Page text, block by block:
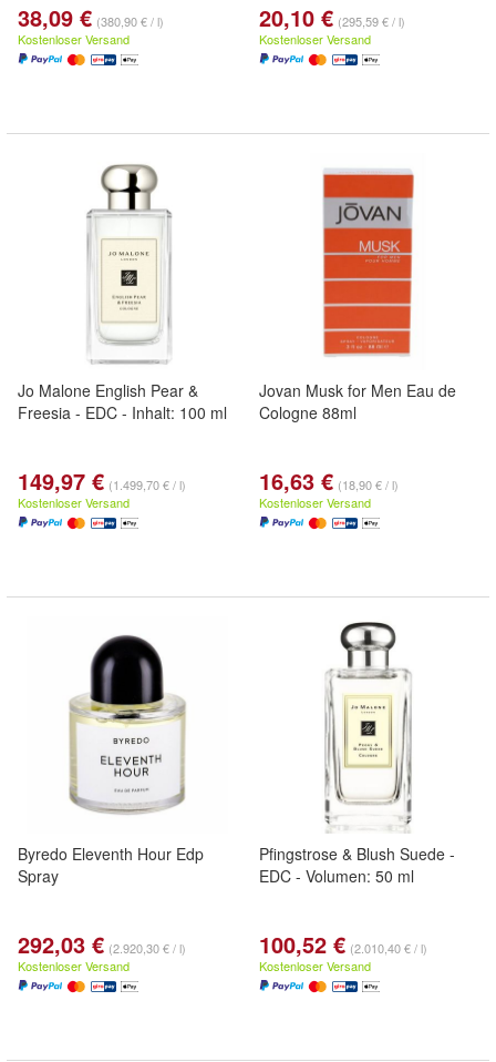
38,09 € (380,90 € / l)
Kostenloser Versand
20,10 € (295,59 € / l)
Kostenloser Versand
Jo Malone English Pear &
Freesia - EDC - Inhalt: 100 ml
149,97 € (1.499,70 € / l)
Kostenloser Versand
Jovan Musk for Men Eau de
Cologne 88ml
16,63 € (18,90 € / l)
Kostenloser Versand
Byredo Eleventh Hour Edp
Spray
292,03 € (2.920,30 € / l)
Kostenloser Versand
Pfingstrose & Blush Suede -
EDC - Volumen: 50 ml
100,52 € (2.010,40 € / l)
Kostenloser Versand